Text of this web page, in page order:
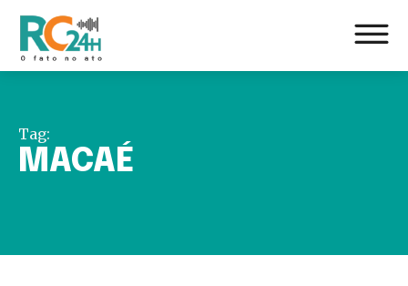
Tag:
MACAÉ